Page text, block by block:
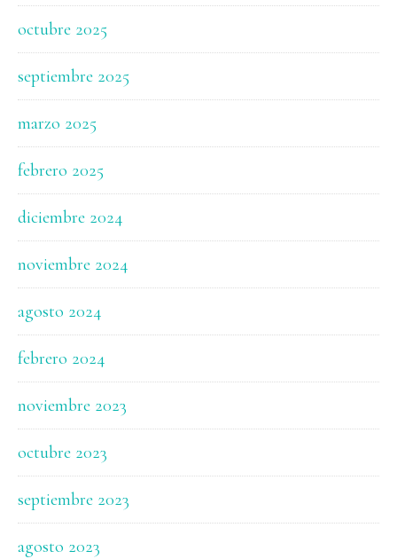
octubre 2025
septiembre 2025
marzo 2025
febrero 2025
diciembre 2024
noviembre 2024
agosto 2024
febrero 2024
noviembre 2023
octubre 2023
septiembre 2023
agosto 2023